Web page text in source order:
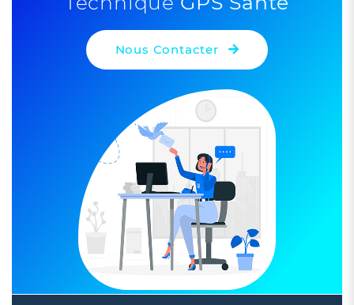
Leaflet| ©OpenStreetMap
Nous Contacter